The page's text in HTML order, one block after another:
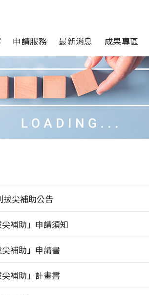
申請服務 最新消息 成果專區
拔尖補助公告
補助」申請須知
補助」申請書
補助」計畫書